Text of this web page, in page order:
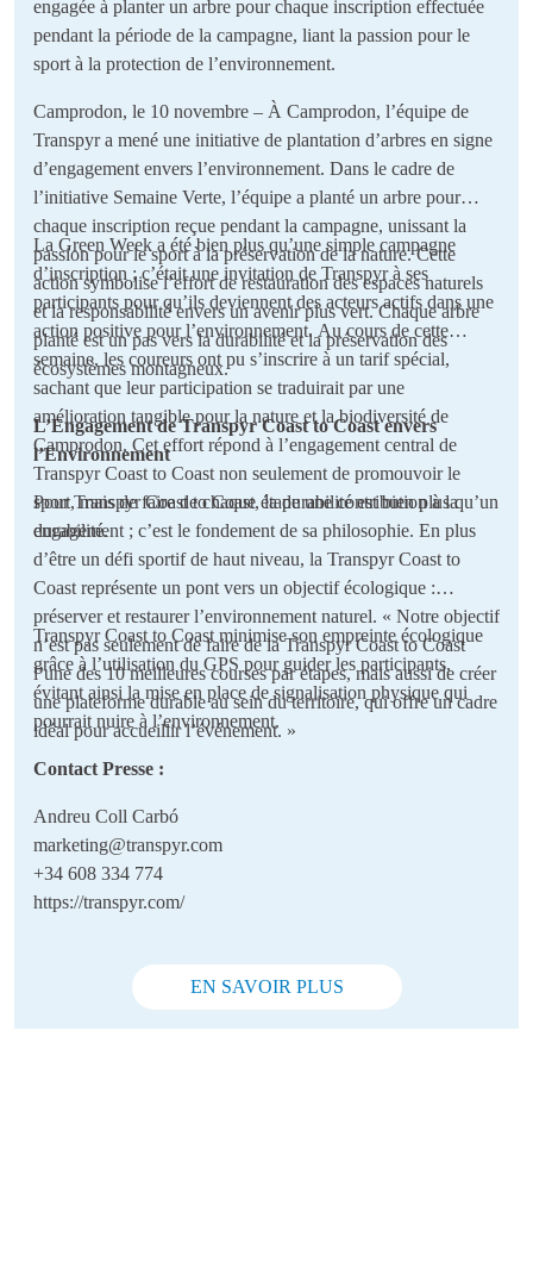
engagée à planter un arbre pour chaque inscription effectuée
pendant la période de la campagne, liant la passion pour le
sport à la protection de l’environnement.
Camprodon, le 10 novembre – À Camprodon, l’équipe de
Transpyr a mené une initiative de plantation d’arbres en signe
d’engagement envers l’environnement. Dans le cadre de
l’initiative Semaine Verte, l’équipe a planté un arbre pour
chaque inscription reçue pendant la campagne, unissant la
passion pour le sport à la préservation de la nature. Cette
action symbolise l’effort de restauration des espaces naturels
et la responsabilité envers un avenir plus vert. Chaque arbre
planté est un pas vers la durabilité et la préservation des
écosystèmes montagneux.
La Green Week a été bien plus qu’une simple campagne
d’inscription ; c’était une invitation de Transpyr à ses
participants pour qu’ils deviennent des acteurs actifs dans une
action positive pour l’environnement. Au cours de cette
semaine, les coureurs ont pu s’inscrire à un tarif spécial,
sachant que leur participation se traduirait par une
amélioration tangible pour la nature et la biodiversité de
Camprodon. Cet effort répond à l’engagement central de
Transpyr Coast to Coast non seulement de promouvoir le
sport, mais de faire de chaque étape une contribution à la
durabilité.
L’Engagement de Transpyr Coast to Coast envers
l’Environnement
Pour Transpyr Coast to Coast, la durabilité est bien plus qu’un
engagement ; c’est le fondement de sa philosophie. En plus
d’être un défi sportif de haut niveau, la Transpyr Coast to
Coast représente un pont vers un objectif écologique :
préserver et restaurer l’environnement naturel. « Notre objectif
n’est pas seulement de faire de la Transpyr Coast to Coast
l’une des 10 meilleures courses par étapes, mais aussi de créer
une plateforme durable au sein du territoire, qui offre un cadre
idéal pour accueillir l’événement. »
Transpyr Coast to Coast minimise son empreinte écologique
grâce à l’utilisation du GPS pour guider les participants,
évitant ainsi la mise en place de signalisation physique qui
pourrait nuire à l’environnement.
Contact Presse :
Andreu Coll Carbó
marketing@transpyr.com
+34 608 334 774
https://transpyr.com/
EN SAVOIR PLUS